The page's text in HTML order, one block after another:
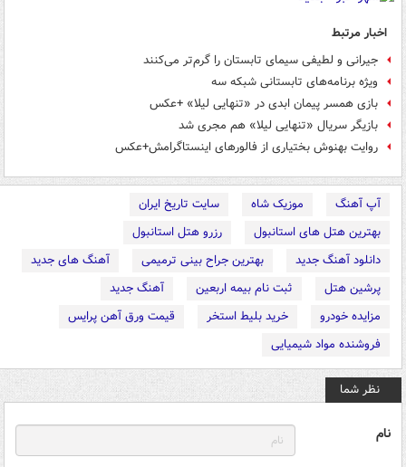
اخبار مرتبط
جیرانی و لطیفی سیمای تابستان را گرم‌تر می‌کنند
ویژه برنامه‌های تابستانی شبکه سه
بازی همسر پیمان ابدی در «تنهایی لیلا» +عکس
بازیگر سریال «تنهایی لیلا» هم مجری شد
روایت بهنوش بختیاری از فالورهای اینستاگرامش+عکس
آپ آهنگ موزیک شاه
سایت تاریخ ایران
بهترین هتل های استانبول
رزرو هتل استانبول
دانلود آهنگ جدید
بهترین جراح بینی ترمیمی
آهنگ های جدید
پرشین هتل
ثبت نام بیمه اربعین
آهنگ جدید
مزایده خودرو
خرید بلیط استخر
قیمت ورق آهن پرایس
فروشنده مواد شیمیایی
نظر شما
نام